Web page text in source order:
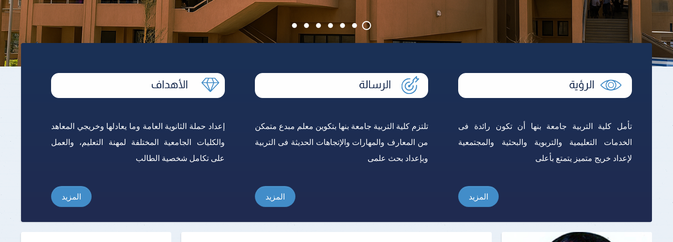
تأمل كلية التربية جامعة بنها أن تكون رائدة فى
الخدمات التعليمية والتربوية والبحثية والمجتمعية
لإعداد خريج متميز يتمتع بأعلى
المزيد
تلتزم كلية التربية جامعة بنها بتكوين معلم مبدع متمكن
من المعارف والمهارات والإتجاهات الحديثة فى التربية
وبإعداد بحث علمى
المزيد
إعداد حملة الثانوية العامة وما يعادلها وخريجي المعاهد
والكليات الجامعية المختلفة لمهنة التعليم، والعمل
على تكامل شخصية الطالب
المزيد